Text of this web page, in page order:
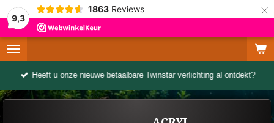
9,3
1863 Reviews ×
Heeft u onze nieuwe betaalbare Twinstar verlichting al ontdekt?